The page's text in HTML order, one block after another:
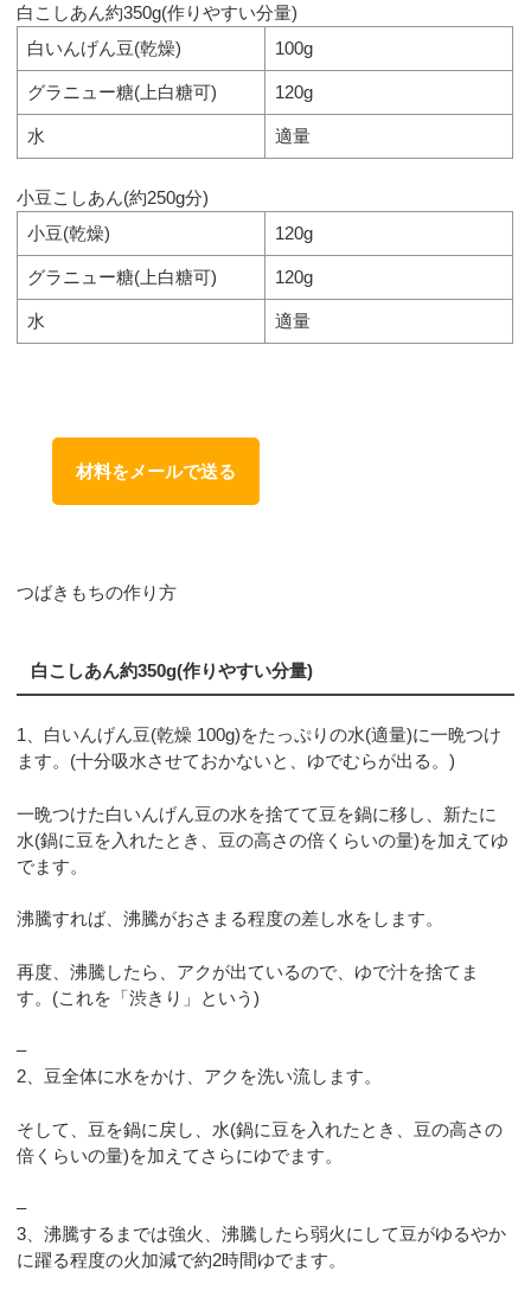
白こしあん約350g(作りやすい分量)
白いんげん豆(乾燥)
100g
グラニュー糖(上白糖可) 120g
水 適量
小豆こしあん(約250g分)
小豆(乾燥)
120g
グラニュー糖(上白糖可) 120g
水 適量
材料をメールで送る
つばきもちの作り方
白こしあん約350g(作りやすい分量)
1、白いんげん豆(乾燥 100g)をたっぷりの水(適量)に一晩つけ
ます。(十分吸水させておかないと、ゆでむらが出る。)
一晩つけた白いんげん豆の水を捨てて豆を鍋に移し、新たに
水(鍋に豆を入れたとき、豆の高さの倍くらいの量)を加えてゆ
でます。
沸騰すれば、沸騰がおさまる程度の差し水をします。
再度、沸騰したら、アクが出ているので、ゆで汁を捨てま
す。(これを「渋きり」という)
–
2、豆全体に水をかけ、アクを洗い流します。
そして、豆を鍋に戻し、水(鍋に豆を入れたとき、豆の高さの
倍くらいの量)を加えてさらにゆでます。
–
3、沸騰するまでは強火、沸騰したら弱火にして豆がゆるやか
に躍る程度の火加減で約2時間ゆでます。